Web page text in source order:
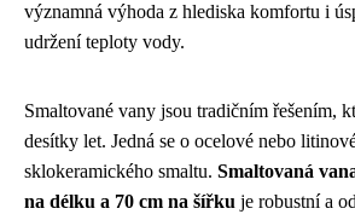
významná výhoda z hlediska komfortu i
udržení teploty vody.
Smaltované vany jsou tradičním řešením,
desítky let. Jedná se o ocelové nebo
sklokeramického smaltu. Smaltovaná
na délku a 70 cm na šířku je robustní a